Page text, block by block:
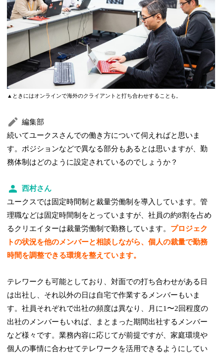
▲ときにはオンラインで海外のクライアントと打ち合わせすることも。
編集部
続いてユークスさんでの働き方について伺えればと思いま
す。ポジションなどで異なる部分もあるとは思いますが、勤
務体制はどのように設定されているのでしょうか？
西村さん
ユークスでは固定時間制と裁量労働制を導入しています。管
理職などは固定時間制をとっていますが、社員の約8割を占め
るクリエイターは裁量労働制で勤務しています。 プロジェク
トの状況を他のメンバーと相談しながら、個人の裁量で勤務
時間を調整できる環境を整えています。
テレワークも可能としており、対面での打ち合わせがある日
は出社し、それ以外の日は自宅で作業するメンバーもいま
す。社員それぞれで出社の頻度は異なり、月に1〜2回程度の
出社のメンバーもいれば、まとまった期間出社するメンバー
など様々です。業務内容に応じてが前提ですが、家庭環境や
個人の事情に合わせてテレワークを活用できるようにしてい